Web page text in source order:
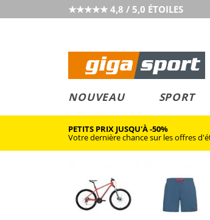
★★★★★ 4,8 / 5,0 ÉTOILES
NOUVEAU SPORT
PETITS PRIX JUSQU'À -50%
Votre dernière chance sur les offres